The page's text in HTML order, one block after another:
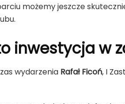
możemy jeszcze
inwestycja w
wydarzenia Rafał Ficoń, I